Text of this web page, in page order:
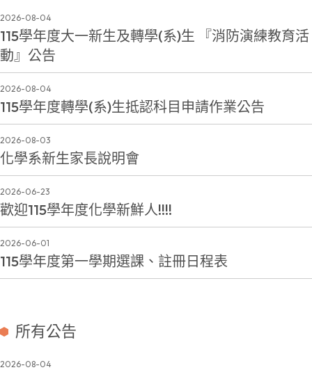
2026-08-04
115學年度大一新生及轉學(系)生 『消防演練教育活
動』公告
2026-08-04
115學年度轉學(系)生抵認科目申請作業公告
2026-08-03
化學系新生家長說明會
2026-06-23
歡迎115學年度化學新鮮人!!!!
2026-06-01
115學年度第一學期選課、註冊日程表
所有公告
2026-08-04